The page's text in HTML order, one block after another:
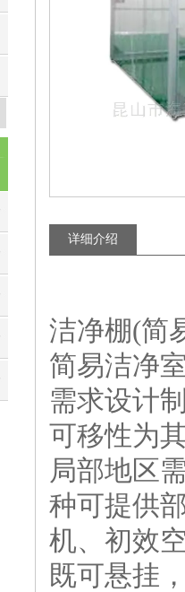
详细介绍
洁净棚(简
简易洁净
需求设计
可移性为
局部地区
种可提供
机、初效
既可悬挂